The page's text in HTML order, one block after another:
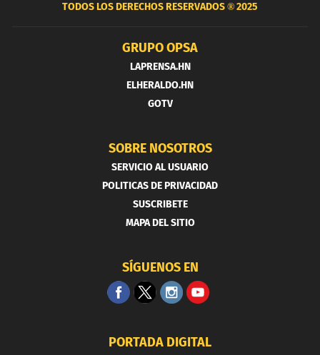
TODOS LOS DERECHOS RESERVADOS ®2025
GRUPO OPSA
LAPRENSA.HN
ELHERALDO.HN
GOTV
SOBRE NOSOTROS
SERVICIO AL USUARIO
POLITICAS DE PRIVACIDAD
SUSCRIBETE
MAPA DEL SITIO
SÍGUENOS EN
PORTADA DIGITAL